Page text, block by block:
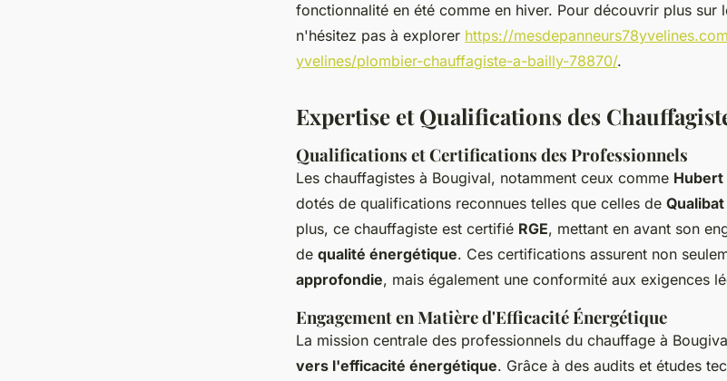
fonctionnalité en été comme en hiver. Pour découvrir plus sur
n'hésitez pas à explorer https://
yvelines/plombier-chauffagiste-a-bailly-78870/.
Expertise et Qualifications des
Qualifications et Certifications des Professionnels
Les chauffagistes à Bougival, notamment ceux comme Hubert
dotés de qualifications reconnues telles que celles de
plus, ce chauffagiste est certifié RGE, mettant en avant son
de qualité énergétique. Ces certifications assurent non
approfondie, mais également une conformité aux exigences
Engagement en Matière d'Efficacité Énergétique
La mission centrale des professionnels du chauffage à
vers l'efficacité énergétique. Grâce à des audits et études